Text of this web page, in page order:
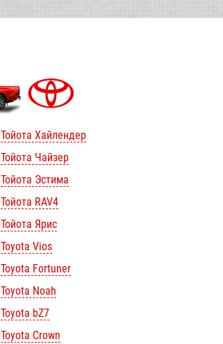
Тойота Хайлендер
Тойота Чайзер
Тойота Эстима
Тойота RAV4
Тойота Ярис
Toyota Vios
Toyota Fortuner
Toyota Noah
Toyota bZ7
Toyota Crown